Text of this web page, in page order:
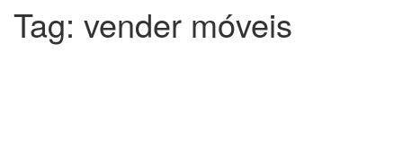
Tag: vender móveis